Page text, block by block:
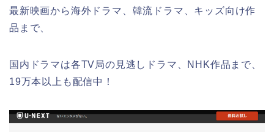
最新映画から海外ドラマ、韓流ドラマ、キッズ向け作
品まで、
国内ドラマは各TV局の見逃しドラマ、NHK作品まで、
19万本以上も配信中！